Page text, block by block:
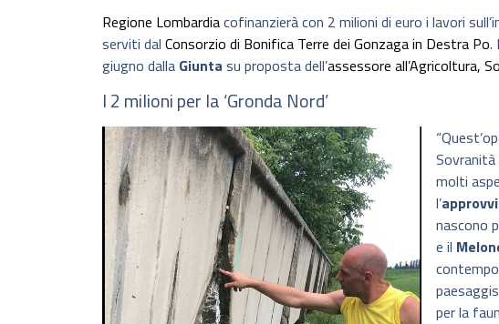
Regione Lombardiacofinanzierà con 2 milioni di euro i lavori
serviti dal Consorzio di Bonifica Terre dei Gonzaga in Destra Po.
giugno dalla Giunta su proposta dell’assessore all’Agricoltura,
I 2 milioni per la ‘Gronda Nord’
molti
l’
nascono
e il
per la